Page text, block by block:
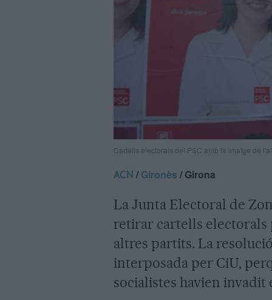
Cartells electorals del PSC amb la imatge de
ACN /Gironès / Girona
La Junta Electoral de
retirar cartells electorals
altres partits. La
interposada per CiU,
socialistes havien invadit